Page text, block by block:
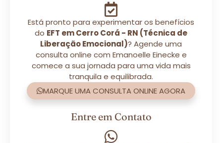
Está pronto para experimentar os benefícios
do EFT em Cerro Corá - RN (Técnica de
Liberação Emocional)? Agende uma
consulta online com Emanoelle Einecke e
comece a sua jornada para uma vida mais
tranquila e equilibrada.
MARQUE UMA CONSULTA ONLINE AGORA
Entre em Contato